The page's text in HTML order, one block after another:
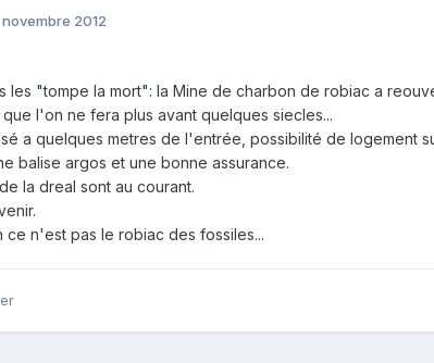
novembre 2012
les "tompe la mort": la Mine de charbon de robiac a
l'on ne fera plus avant quelques siecles...
a quelques metres de l'entrée, possibilité de logement
balise argos et une bonne assurance.
la dreal sont au courant.
ce n'est pas le robiac des fossiles...